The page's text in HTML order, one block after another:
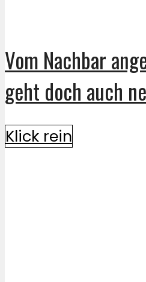
Vom Nachbar
geht doch auch
Klick rein